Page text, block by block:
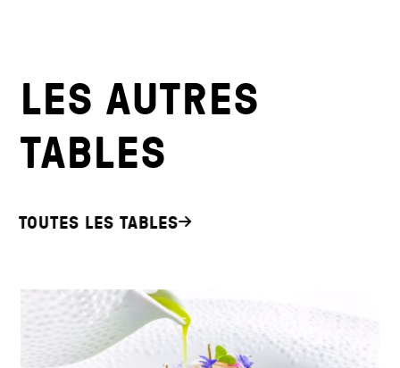
LES AUTRES
TABLES
TOUTES LES TABLES